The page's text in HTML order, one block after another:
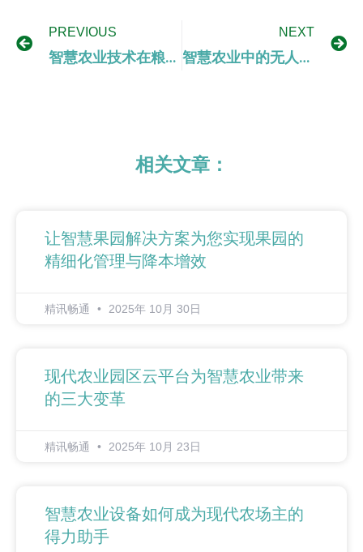
PREVIOUS
智慧农业技术在粮油加工与质量控制中的应用研究
NEXT
智慧农业中的无人悬浮系统在作物生长监测与管理中的应用
相关文章：
让智慧果园解决方案为您实现果园的
精细化管理与降本增效
精讯畅通 2025年 10月 30日
现代农业园区云平台为智慧农业带来
的三大变革
精讯畅通 2025年 10月 23日
智慧农业设备如何成为现代农场主的
得力助手